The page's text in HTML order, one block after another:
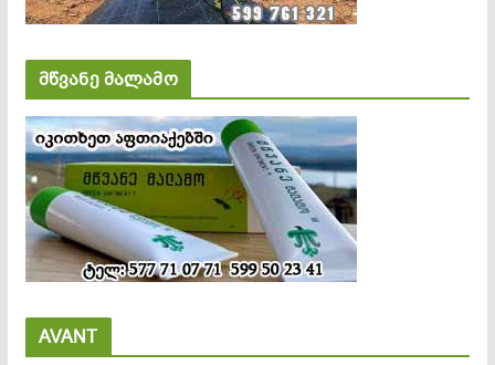
მწვანე მალამო
AVANT